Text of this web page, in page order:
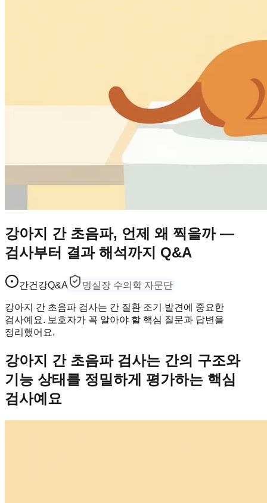
강아지 간 초음파, 언제 왜 찍을까 —
검사부터 결과 해석까지 Q&A
간건강Q&A 멍실장 수의학 자문단
강아지 간 초음파 검사는 간 질환 조기 발견에 중요한
검사예요. 보호자가 꼭 알아야 할 핵심 질문과 답변을
정리했어요.
강아지 간 초음파 검사는 간의 구조와
기능 상태를 정밀하게 평가하는 핵심
검사예요